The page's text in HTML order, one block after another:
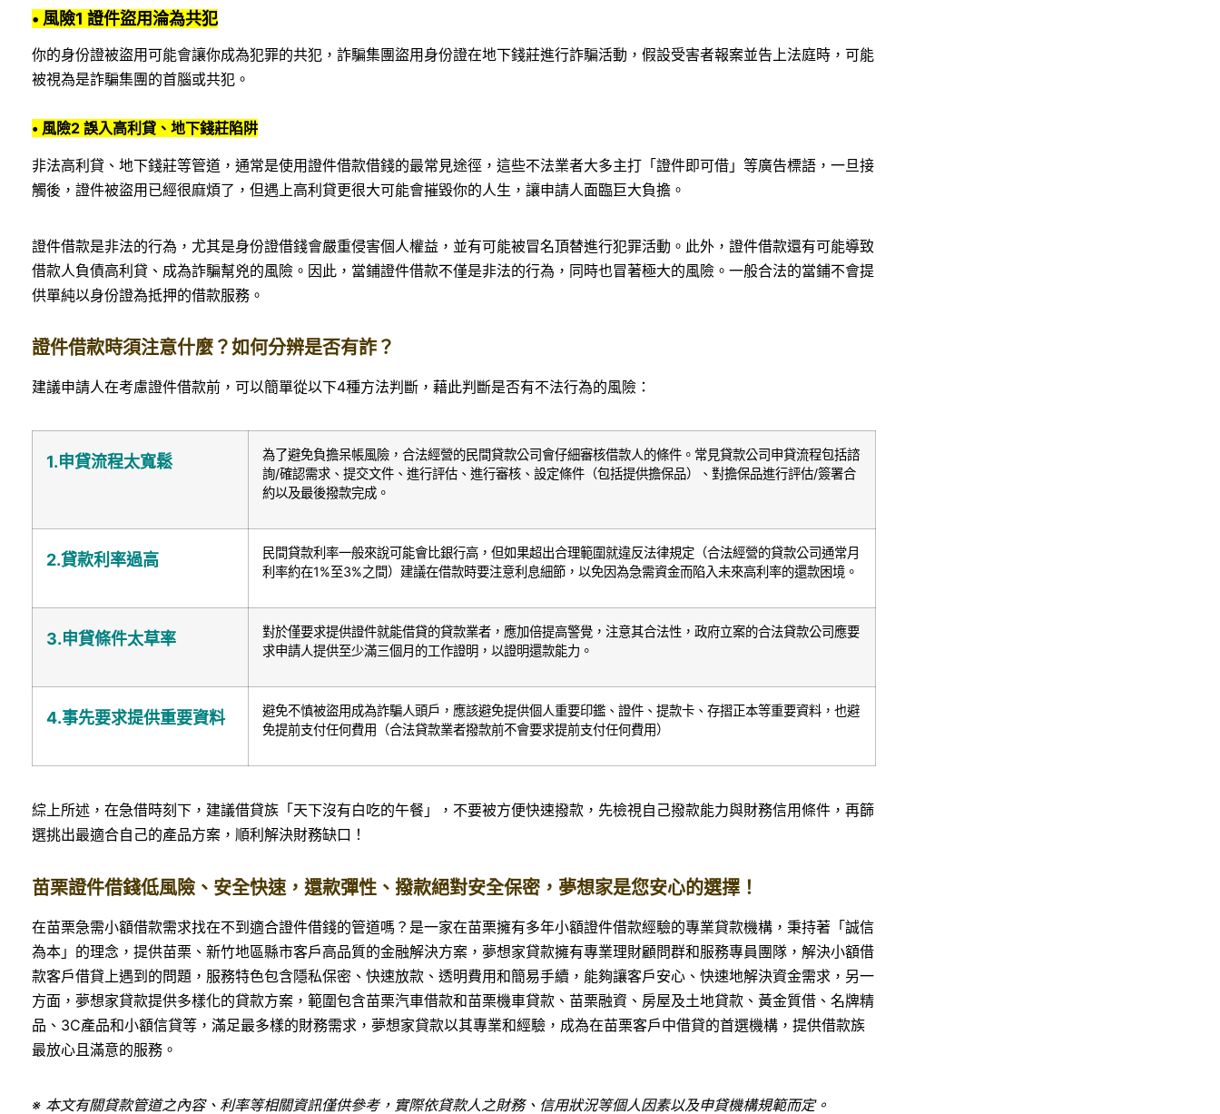
• 風險1 證件盜用淪為共犯
你的身份證被盜用可能會讓你成為犯罪的共犯，詐騙集團盜用身份證在地下錢莊進行詐騙活動，假設受害者報案並告上法庭時，可能
被視為是詐騙集團的首腦或共犯。
• 風險2 誤入高利貸、地下錢莊陷阱
非法高利貸、地下錢莊等管道，通常是使用證件借款借錢的最常見途徑，這些不法業者大多主打「證件即可借」等廣告標語，一旦接
觸後，證件被盜用已經很麻煩了，但遇上高利貸更很大可能會摧毀你的人生，讓申請人面臨巨大負擔。
證件借款是非法的行為，尤其是身份證借錢會嚴重侵害個人權益，並有可能被冒名頂替進行犯罪活動。此外，證件借款還有可能導致
借款人負債高利貸、成為詐騙幫兇的風險。因此，當鋪證件借款不僅是非法的行為，同時也冒著極大的風險。一般合法的當鋪不會提
供單純以身份證為抵押的借款服務。
證件借款時須注意什麼？如何分辨是否有詐？
建議申請人在考慮證件借款前，可以簡單從以下4種方法判斷，藉此判斷是否有不法行為的風險：
1.申貸流程太寬鬆
為了避免負擔呆帳風險，合法經營的民間貸款公司會仔細審核借款人的條件。常見貸款公司申貸流程包括諮
詢/確認需求、提交文件、進行評估、進行審核、設定條件（包括提供擔保品）、對擔保品進行評估/簽署合
約以及最後撥款完成。
2.貸款利率過高
民間貸款利率一般來說可能會比銀行高，但如果超出合理範圍就違反法律規定（合法經營的貸款公司通常月
利率約在1%至3%之間）建議在借款時要注意利息細節，以免因為急需資金而陷入未來高利率的還款困境。
3.申貸條件太草率
對於僅要求提供證件就能借貸的貸款業者，應加倍提高警覺，注意其合法性，政府立案的合法貸款公司應要
求申請人提供至少滿三個月的工作證明，以證明還款能力。
4.事先要求提供重要資料
避免不慎被盜用成為詐騙人頭戶，應該避免提供個人重要印鑑、證件、提款卡、存摺正本等重要資料，也避
免提前支付任何費用（合法貸款業者撥款前不會要求提前支付任何費用）
綜上所述，在急借時刻下，建議借貸族「天下沒有白吃的午餐」，不要被方便快速撥款，先檢視自己撥款能力與財務信用條件，再篩
選挑出最適合自己的產品方案，順利解決財務缺口！
苗栗證件借錢低風險、安全快速，還款彈性、撥款絕對安全保密，夢想家是您安心的選擇！
在苗栗急需小額借款需求找在不到適合證件借錢的管道嗎？是一家在苗栗擁有多年小額證件借款經驗的專業貸款機構，秉持著「誠信
為本」的理念，提供苗栗、新竹地區縣市客戶高品質的金融解決方案，夢想家貸款擁有專業理財顧問群和服務專員團隊，解決小額借
款客戶借貸上遇到的問題，服務特色包含隱私保密、快速放款、透明費用和簡易手續，能夠讓客戶安心、快速地解決資金需求，另一
方面，夢想家貸款提供多樣化的貸款方案，範圍包含苗栗汽車借款和苗栗機車貸款、苗栗融資、房屋及土地貸款、黃金質借、名牌精
品、3C產品和小額信貸等，滿足最多樣的財務需求，夢想家貸款以其專業和經驗，成為在苗栗客戶中借貸的首選機構，提供借款族
最放心且滿意的服務。
※ 本文有關貸款管道之內容、利率等相關資訊僅供參考，實際依貸款人之財務、信用狀況等個人因素以及申貸機構規範而定。